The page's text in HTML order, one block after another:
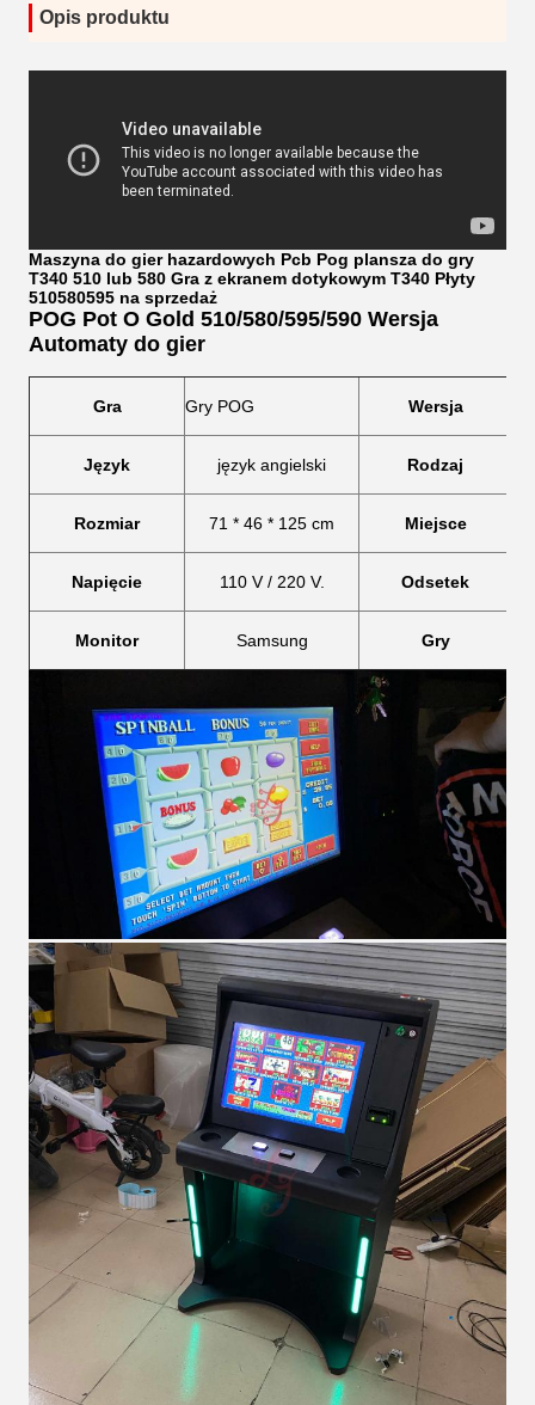
Opis produktu
Maszyna do gier hazardowych Pcb Pog plansza do gry
T340 510 lub 580 Gra z ekranem dotykowym T340 Płyty
510580595 na sprzedaż
POG Pot O Gold 510/580/595/590 Wersja
Automaty do gier
Gra Gry POG Wersja
Język język angielski Rodzaj
Rozmiar 71 * 46 * 125 cm Miejsce
Napięcie 110 V / 220 V. Odsetek
Monitor Samsung Gry